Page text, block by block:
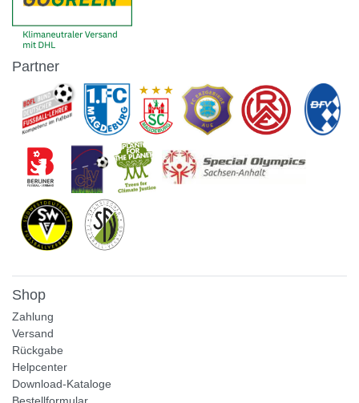
Partner
Shop
Zahlung
Versand
Rückgabe
Helpcenter
Download-Kataloge